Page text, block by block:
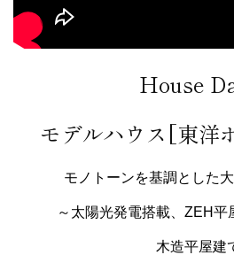
House
モデルハウス[東洋
モノトーンを基調とした
～太陽光発電搭載、ZEH平
木造平屋建